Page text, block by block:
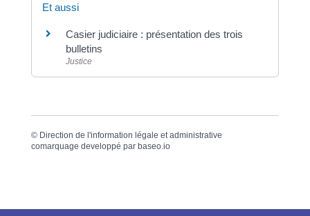
Et aussi
Casier judiciaire : présentation des trois
bulletins
Justice
© Direction de l'information légale et administrative
comarquage developpé par baseo.io